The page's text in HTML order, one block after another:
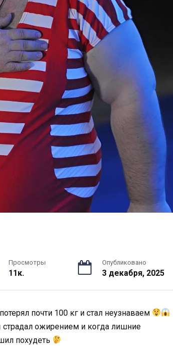
Просмотры
11к.
Опубликовано
3 декабря, 2025
почти 100 кг и стал неузнаваем
ожирением и когда лишние
похудеть